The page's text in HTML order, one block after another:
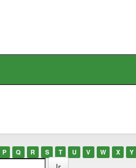
P Q R S T U V W X Y